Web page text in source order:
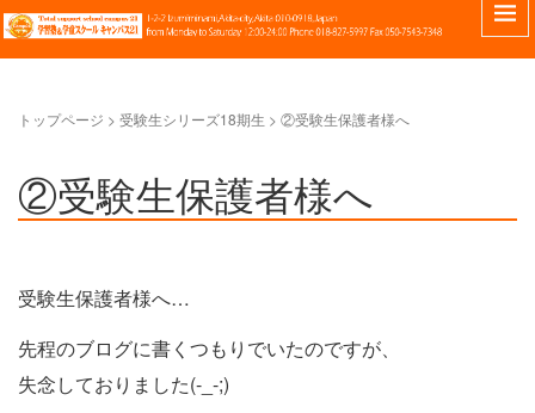
トップページ > 受験生シリーズ18期生 > ②受験生保護者様へ
②受験生保護者様へ
受験生保護者様へ…
先程のブログに書くつもりでいたのですが、
失念しておりました(-_-;)